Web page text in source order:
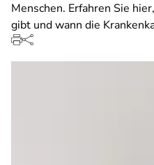
Menschen. Erfahren Sie
gibt und wann die